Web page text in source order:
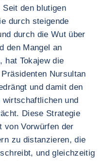
Seit den blutigen
durch steigende
durch die Wut über
den Mangel an
hat Tokajew die
Nursultan
und damit den
und
Diese Strategie
von Vorwürfen der
zu distanzieren, die
und gleichzeitig